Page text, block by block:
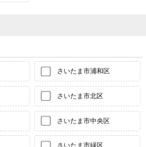
さいたま市浦和区
さいたま市北区
さいたま市中央区
さいたま市緑区